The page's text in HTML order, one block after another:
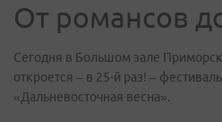
От романсов
Сегодня в Большом зале
откроется – в 25-й раз! –
«Дальневосточная весна».